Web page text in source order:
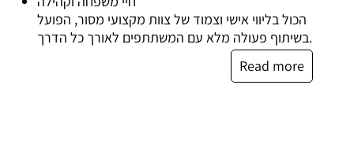
הכול בליווי אישי וצמוד של צוות מקצועי מסור, הפועל
בשיתוף פעולה מלא עם המשתתפים לאורך כל הדרך.
Read more